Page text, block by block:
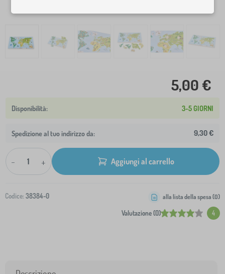
5,00 €
3-5 GIORNI
Spedizione al tuo indirizzo da: 9,30 €
- + Aggiungi al carrello
Codice: 38384-0
Valutazione (0) 4
alla lista della spesa (0)